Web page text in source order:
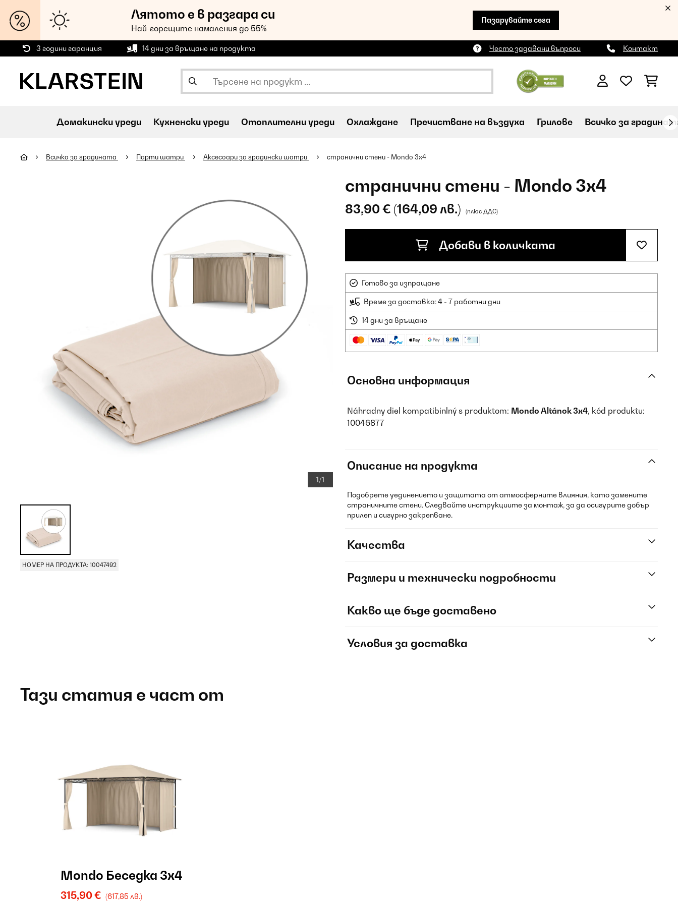
Лятото е в разгара си
Най-горещите намаления до 55%
Пазарувайте сега
3 години гаранция 14 дни за връщане на продукта Често задавани въпроси Контакт
Домакински уреди Кухненски уреди Oтоплителни уреди Охлаждане Пречистване на въздуха Грилове Всичко за
Всичко за градината Парти шатри Аксесоари за градински шатри странични стени - Mondo 3x4
1/1
НОМЕР НА ПРОДУКТА: 10047492
странични стени - Mondo 3x4
83,90 € (164,09 лв.) (плюс ДДС)
Добави в количката
Готово за изпращане
Време за доставка: 4 - 7 работни дни
14 дни за връщане
Основна информация
Náhradny diel kompatibinlný s produktom: Mondo Altánok 3x4, kód produktu:
10046877
Описание на продукта
Подобрете уединението и защитата от атмосферните влияния, като замените
страничните стени. Следвайте инструкциите за монтаж, за да осигурите добър
прилеп и сигурно закрепване.
Качества
Размери и технически подробности
Какво ще бъде доставено
Условия за доставка
Тази статия е част от
Mondo Беседка 3x4
315,90 € (617,85 лв.)